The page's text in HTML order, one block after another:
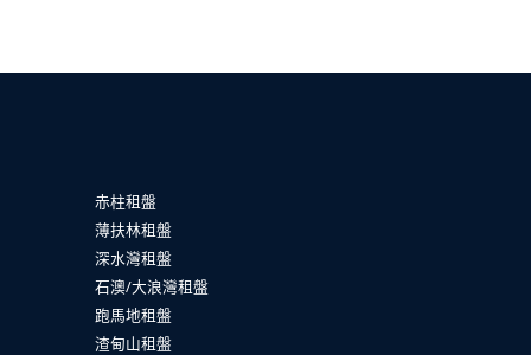
赤柱租盤
薄扶林租盤
深水灣租盤
石澳/大浪灣租盤
跑馬地租盤
渣甸山租盤